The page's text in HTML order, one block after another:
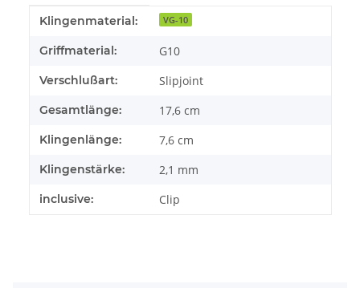
Produkteigenschaft
Wert
Klingenmaterial: VG-10
Griffmaterial: G10
Verschlußart: Slipjoint
Gesamtlänge: 17,6 cm
Klingenlänge: 7,6 cm
Klingenstärke: 2,1 mm
inclusive: Clip